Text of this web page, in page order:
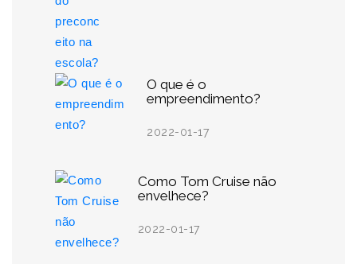
O que é o
empreendimento?
2022-01-17
Como Tom Cruise não
envelhece?
2022-01-17